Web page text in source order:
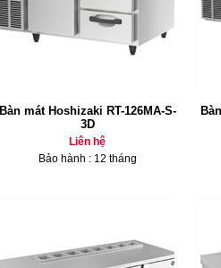
Bàn mát Hoshizaki RT-126MA-S-
3D
Liên hệ
Bảo hành : 12 tháng